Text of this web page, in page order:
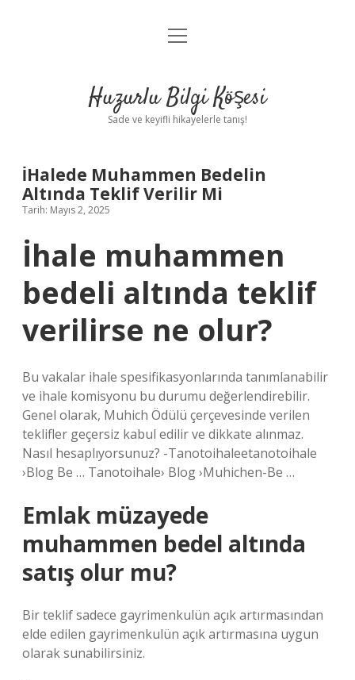
Anasayfa
Yasal Uyarı
menüyü
Huzurlu Bilgi Köşesi
Sade ve keyifli hikayelerle tanış!
İHalede Muhammen Bedelin
Altında Teklif Verilir Mi
Tarih: Mayıs 2, 2025
İhale muhammen
bedeli altında teklif
verilirse ne olur?
Bu vakalar ihale spesifikasyonlarında tanımlanabilir
ve ihale komisyonu bu durumu değerlendirebilir.
Genel olarak, Muhich Ödülü çerçevesinde verilen
teklifler geçersiz kabul edilir ve dikkate alınmaz.
Nasıl hesaplıyorsunuz? -Tanotoihaleetanotoihale
›Blog Be … Tanotoihale› Blog ›Muhichen-Be …
Emlak müzayede
muhammen bedel altında
satış olur mu?
Bir teklif sadece gayrimenkulün açık artırmasından
elde edilen gayrimenkulün açık artırmasına uygun
olarak sunabilirsiniz.